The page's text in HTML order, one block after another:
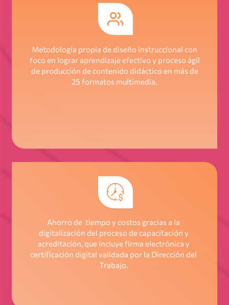
Metodología propia de diseño instruccional con
foco en lograr aprendizaje efectivo y proceso ágil
de producción de contenido didáctico en más de
25 formatos multimedia.
Ahorro de tiempo y costos gracias a la
digitalización del proceso de capacitación y
acreditación, que incluye firma electrónica y
certificación digital validada por la Dirección del
Trabajo.